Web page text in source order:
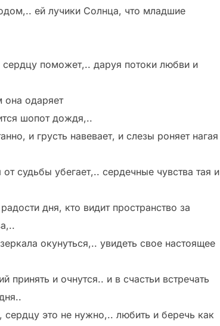
ей лучики Солнца, что младшие
сердцу поможет,.. даруя потоки любви и
одаряет
шопот дождя,..
и грусть навевает, и слезы роняет нагая
от судьбы убегает,.. сердечные чувства тая и
дня, кто видит пространство за
окунуться,.. увидеть свое настоящее
принять и очнутся.. и в счастьи встречать
сердцу это не нужно,.. любить и беречь как